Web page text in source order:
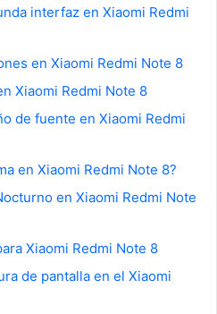
interfaz en Xiaomi Redmi
en Xiaomi Redmi Note 8
Xiaomi Redmi Note 8
de fuente en Xiaomi Redmi
en Xiaomi Redmi Note 8?
en Xiaomi Redmi Note
Xiaomi Redmi Note 8
de pantalla en el Xiaomi